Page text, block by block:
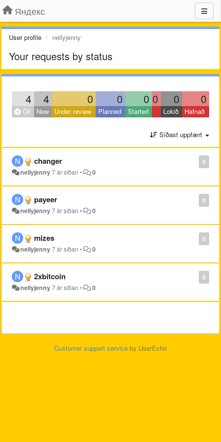
Яндекс
User profile nellyjenny
Your requests by status
4 4 0 0 0 0 0 0
Öll New Under review Planned Started Lokið Hafnað
Síðast uppfært
0
changer
nellyjenny7 ár síðan • 0
0
payeer
nellyjenny7 ár síðan • 0
0
mizes
nellyjenny7 ár síðan • 0
0
2xbitcoin
nellyjenny7 ár síðan • 0
Customer support service by UserEcho